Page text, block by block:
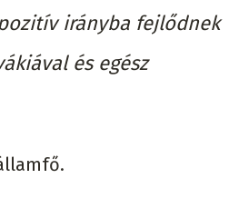
irányba fejlődnek
és egész